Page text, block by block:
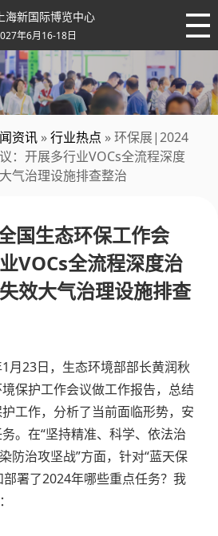
上海新国际博览中心
年6月16-18日
资讯 »行业热点 » 环保展|2024
：开展多行业VOCs全流程深度
气治理设施排查整治
国生态环保工作会
VOCs全流程深度治
效大气治理设施排查
月23日，生态环境部部长黄润秋
保护工作会议做工作报告，总结
工作，分析了当前面临形势，安
。在“坚持精准、科学、依法治
防治攻坚战”方面，针对“蓝天保
部署了2024年哪些重点任务？我